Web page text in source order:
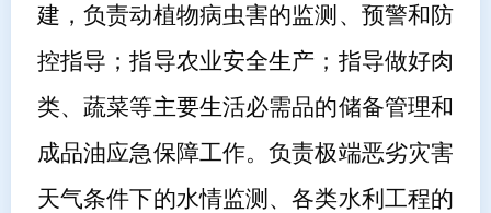
建，负责动植物病虫害的监测、预警和防
控指导；指导农业安全生产 ； 指导做好肉
类、蔬菜等主要生活必需品的储备管理和
成品油应急保障工作。负责极端恶劣灾害
天气条件下的水情监测、各类水利工程的